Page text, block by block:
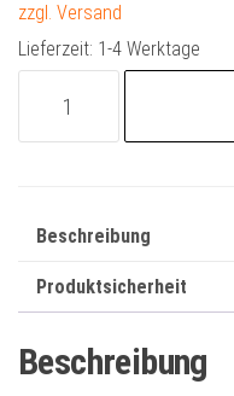
zzgl. Versand
Lieferzeit: 1-4 Werktage
passend
Stahl
Menge
Beschreibung
Produktsicherheit
Beschreibung